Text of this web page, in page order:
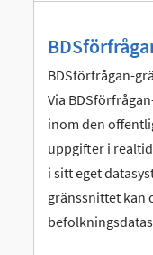
BDSförfrågan-
Via
inom den
uppgifter i
i sitt eget
gränssnittet kan